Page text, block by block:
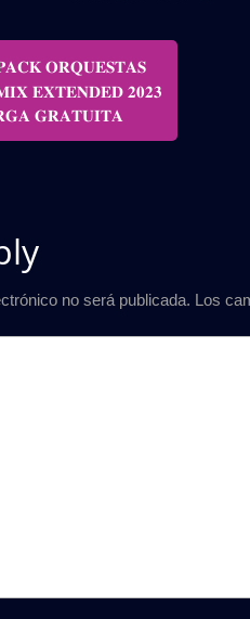
𝐎𝐑𝐐𝐔𝐄𝐒𝐓𝐀𝐒
𝐄𝐗𝐓𝐄𝐍𝐃𝐄𝐃 𝟐𝟎𝟐𝟑
𝐆𝐑𝐀𝐓𝐔𝐈𝐓𝐀
no será publicada. Los